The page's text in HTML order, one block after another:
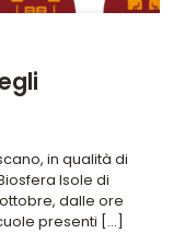
in qualità di
Isole di
dalle ore
presenti […]